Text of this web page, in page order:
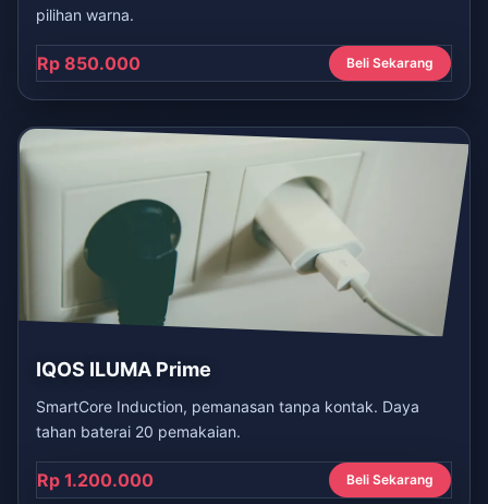
pilihan warna.
Rp 850.000 Beli Sekarang
IQOS ILUMA Prime
SmartCore Induction, pemanasan tanpa kontak. Daya
tahan baterai 20 pemakaian.
Rp 1.200.000 Beli Sekarang